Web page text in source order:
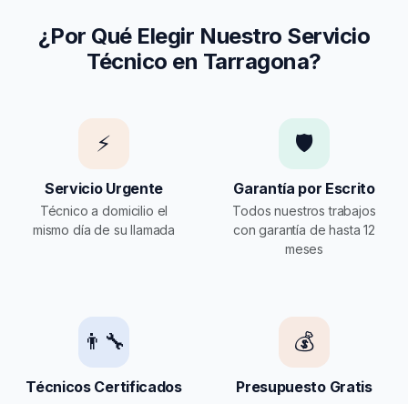
¿Por Qué Elegir Nuestro Servicio
Técnico en Tarragona?
⚡
Servicio Urgente
Técnico a domicilio el
mismo día de su llamada
🛡️
Garantía por Escrito
Todos nuestros trabajos
con garantía de hasta 12
meses
👨‍🔧
Técnicos Certificados
💰
Presupuesto Gratis